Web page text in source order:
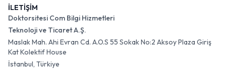
İLETİŞİM
Doktorsitesi Com Bilgi Hizmetleri
Teknoloji ve Ticaret A.Ş.
Maslak Mah. Ahi Evran Cd. A.O.S 55 Sokak No:2 Aksoy Plaza Giriş
Kat Kolektif House
İstanbul, Türkiye